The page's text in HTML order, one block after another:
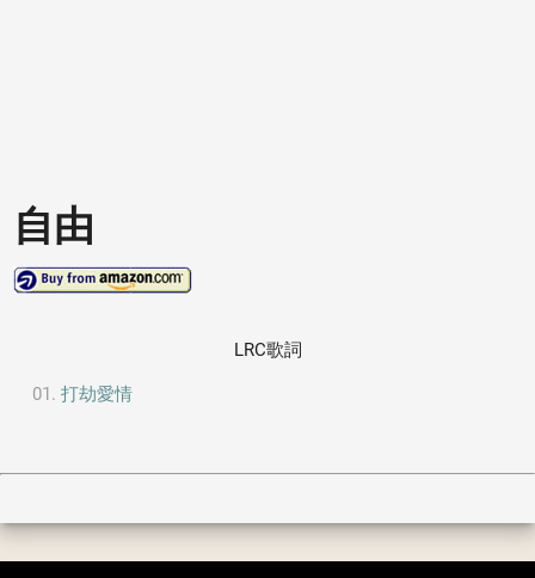
自由
LRC歌詞
打劫愛情